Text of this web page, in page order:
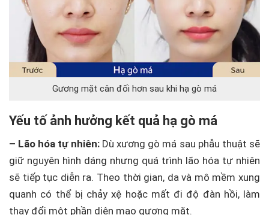
Gương mặt cân đối hơn sau khi hạ gò má
Yếu tố ảnh hưởng kết quả hạ gò má
– Lão hóa tự nhiên:Dù xương gò má sau phẫu thuật sẽ
giữ nguyên hình dáng nhưng quá trình lão hóa tự nhiên
sẽ tiếp tục diễn ra. Theo thời gian, da và mô mềm xung
quanh có thể bị chảy xệ hoặc mất đi độ đàn hồi, làm
thay đổi một phần diện mạo gương mặt.